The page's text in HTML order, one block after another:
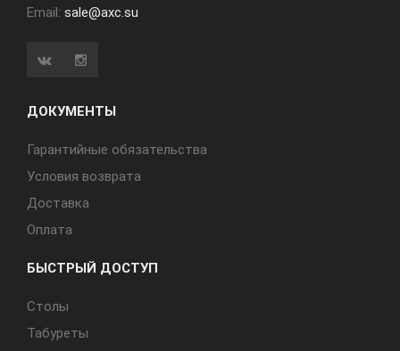
Email: sale@axc.su
ДОКУМЕНТЫ
Гарантийные обязательства
Условия возврата
Доставка
Оплата
БЫСТРЫЙ ДОСТУП
Cтолы
Табуреты